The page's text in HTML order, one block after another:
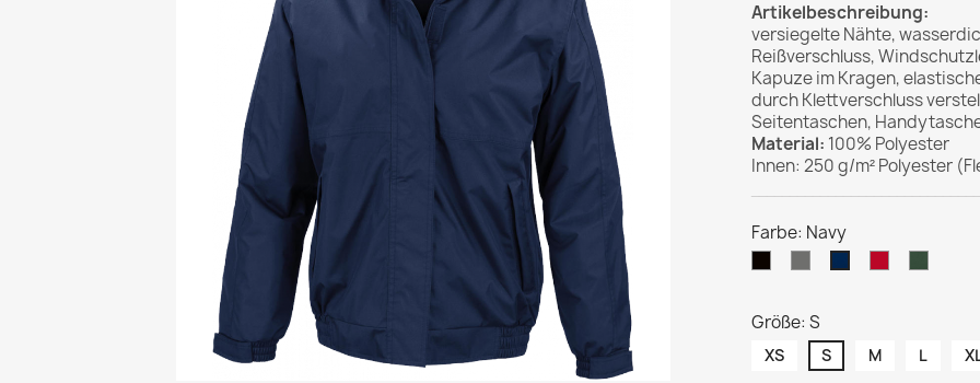
Artikelbeschreibung:
versiegelte Nähte,
Reißverschluss,
Kapuze im Kragen,
durch Klettverschluss
Seitentaschen,
Material: 100% Polyester
Innen: 250 g/m² Polyester
Farbe: Navy
Größe: S
XS S M L